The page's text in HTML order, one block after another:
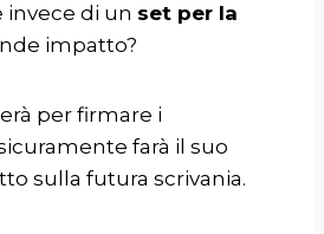
invece di un set per la
impatto?
per firmare i
farà il suo
sulla futura scrivania.